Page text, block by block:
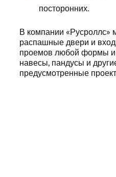
посторонних.
В компании «Русроллс»
распашные двери и
проемов любой формы и
навесы, пандусы и
предусмотренные